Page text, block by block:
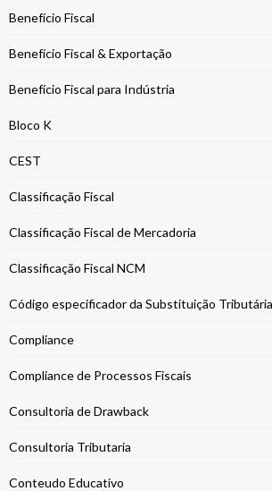
Benefício Fiscal
Benefício Fiscal & Exportação
Benefício Fiscal para Indústria
Bloco K
CEST
Classificação Fiscal
Classificação Fiscal de Mercadoria
Classificação Fiscal NCM
Código especificador da Substituição Tributária
Compliance
Compliance de Processos Fiscais
Consultoria de Drawback
Consultoria Tributaria
Conteudo Educativo